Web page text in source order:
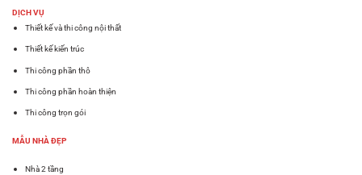
DỊCH VỤ
Thiết kế và thi công nội thất
Thiết kế kiến trúc
Thi công phần thô
Thi công phần hoàn thiện
Thi công trọn gói
MẪU NHÀ ĐẸP
Nhà 2 tầng